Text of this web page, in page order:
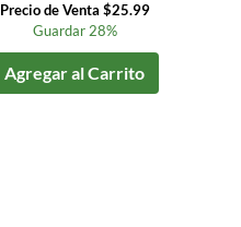
Precio de Venta $25.99
Guardar 28%
Agregar al Carrito